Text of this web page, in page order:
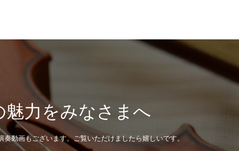
力をみなさまへ
動画もございます。ご覧いただけましたら嬉しいです。